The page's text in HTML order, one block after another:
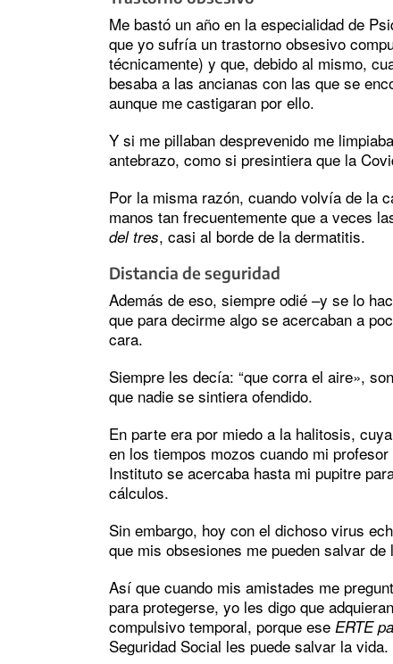
Me bastó un año en la especialidad de
que yo sufría un trastorno obsesivo
técnicamente) y que, debido al mismo,
besaba a las ancianas con las que se
aunque me castigaran por ello.
Y si me pillaban desprevenido me
antebrazo, como si presintiera que la
Por la misma razón, cuando volvía de la
manos tan frecuentemente que a veces
del tres, casi al borde de la dermatitis.
Distancia de seguridad
Además de eso, siempre odié –y se lo
que para decirme algo se acercaban a
cara.
Siempre les decía: “que corra el aire»,
que nadie se sintiera ofendido.
En parte era por miedo a la halitosis,
en los tiempos mozos cuando mi
Instituto se acercaba hasta mi pupitre
cálculos.
Sin embargo, hoy con el dichoso virus
que mis obsesiones me pueden salvar de
Así que cuando mis amistades me
para protegerse, yo les digo que
compulsivo temporal, porque ese ERTE
Seguridad Social les puede salvar la vida.